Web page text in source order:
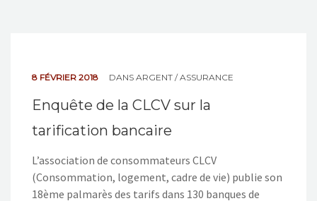
8 FÉVRIER 2018 DANS ARGENT / ASSURANCE
Enquête de la CLCV sur la
tarification bancaire
L’association de consommateurs CLCV
(Consommation, logement, cadre de vie) publie son
18ème palmarès des tarifs dans 130 banques de